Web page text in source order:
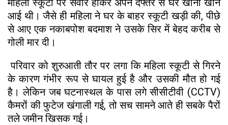
आई थी। जैसे ही महिला ने घर के बाहर स्कूटी खड़ी की, पीछे
से आए एक नकाबपोश बदमाश ने उसके सिर में बेहद करीब से
गोली मार दी।
परिवार को शुरुआती तौर पर लगा कि महिला स्कूटी से गिरने
के कारण गंभीर रूप से घायल हुई है और उसकी मौत हो गई
है। लेकिन जब घटनास्थल के पास लगे सीसीटीवी (CCTV)
कैमरों की फुटेज खंगाली गई, तो सच सामने आते ही सबके पैरों
तले जमीन खिसक गई।